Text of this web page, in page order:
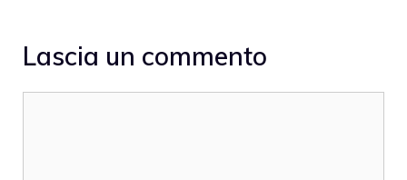
Lascia un commento